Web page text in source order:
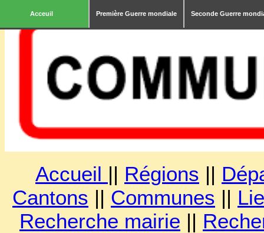
Acceuil Première Guerre mondiale Seconde Guerre
Accueil || Régions ||
Cantons || Communes ||
Recherche mairie ||